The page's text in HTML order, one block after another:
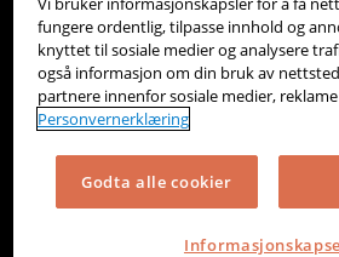
Integrasjoner
Hjelpesenter
Kontakt oss
Personvern
Informasjonskapsler
fungere ordentlig, tilpasse innhold og
knyttet til sosiale medier og analysere
også informasjon om din bruk av
partnere innenfor sosiale medier,
Personvernerklæring
Godta alle cookier